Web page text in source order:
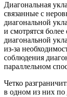
Диагональная
связанные с
диагональной
и смотрятся
диагональной
из-за
соблюдения
параллельном
Четко
в одном из них